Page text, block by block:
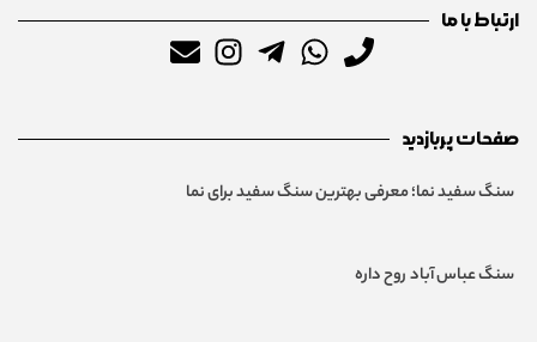
ارتباط با ما
صفحات پربازدید
سنگ سفید نما؛ معرفی بهترین سنگ‌ سفید برای نما
سنگ عباس آباد روح داره